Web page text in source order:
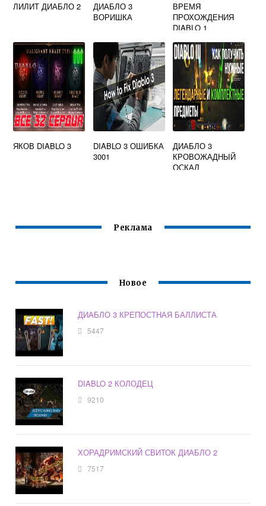
ЛИЛИТ ДИАБЛО 2
ДИАБЛО 3
ВОРИШКА
ВРЕМЯ
ПРОХОЖДЕНИЯ
DIABLO 1
ЯКОВ DIABLO 3
DIABLO 3 ОШИБКА
3001
ДИАБЛО 3
КРОВОЖАДНЫЙ
ОСКАЛ
Реклама
Новое
ДИАБЛО 3 КРЕПОСТНАЯ БАЛЛИСТА
5447
DIABLO 2 КОЛОДЕЦ
9210
ХОРАДРИМСКИЙ СВИТОК ДИАБЛО 2
7517